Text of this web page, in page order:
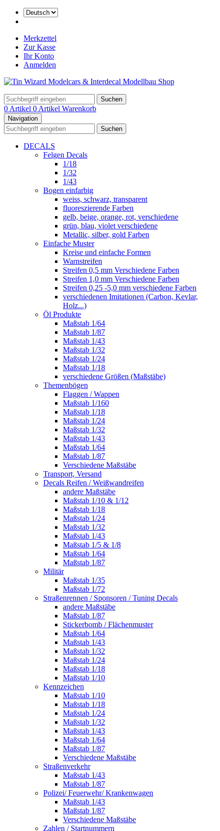
Merkzettel
Zur Kasse
Ihr Konto
Anmelden
Suchen
0 Artikel 0 Artikel Warenkorb
Navigation
Suchen
DECALS
Felgen Decals
1/18
1/32
1/43
Bogen einfarbig
weiss, schwarz, transparent
fluoreszierende Farben
gelb, beige, orange, rot, verschiedene
grün, blau, violet verschiedene
Metallic, silber, gold Farben
Einfache Muster
Kreise und einfache Formen
Warnstreifen
Streifen 0,5 mm Verschiedene Farben
Streifen 1,0 mm Verschiedene Farben
Streifen 0,25 -5,0 mm verschiedene Farben
verschiedenen Imitationen (Carbon, Kevlar,
Holz...)
Öl Produkte
Maßstab 1/64
Maßstab 1/87
Maßstab 1/43
Maßstab 1/32
Maßstab 1/24
Maßstab 1/18
verschiedene Größen (Maßstäbe)
Themenbögen
Flaggen / Wappen
Maßstab 1/160
Maßstab 1/18
Maßstab 1/24
Maßstab 1/32
Maßstab 1/43
Maßstab 1/64
Maßstab 1/87
Verschiedene Maßstäbe
Transport, Versand
Decals Reifen / Weißwandreifen
andere Maßstäbe
Maßstab 1/10 & 1/12
Maßstab 1/18
Maßstab 1/24
Maßstab 1/32
Maßstab 1/43
Maßstab 1/5 & 1/8
Maßstab 1/64
Maßstab 1/87
Militär
Maßstab 1/35
Maßstab 1/72
Straßenrennen / Sponsoren / Tuning Decals
andere Maßstäbe
Maßstab 1/87
Stickerbomb / Flächenmuster
Maßstab 1/64
Maßstab 1/43
Maßstab 1/32
Maßstab 1/24
Maßstab 1/18
Maßstab 1/10
Kennzeichen
Maßstab 1/10
Maßstab 1/18
Maßstab 1/24
Maßstab 1/32
Maßstab 1/43
Maßstab 1/64
Maßstab 1/87
Verschiedene Maßstäbe
Straßenverkehr
Maßstab 1/43
Maßstab 1/87
Polizei/ Feuerwehr/ Krankenwagen
Maßstab 1/43
Maßstab 1/87
Verschiedene Maßstäbe
Zahlen / Startnummern